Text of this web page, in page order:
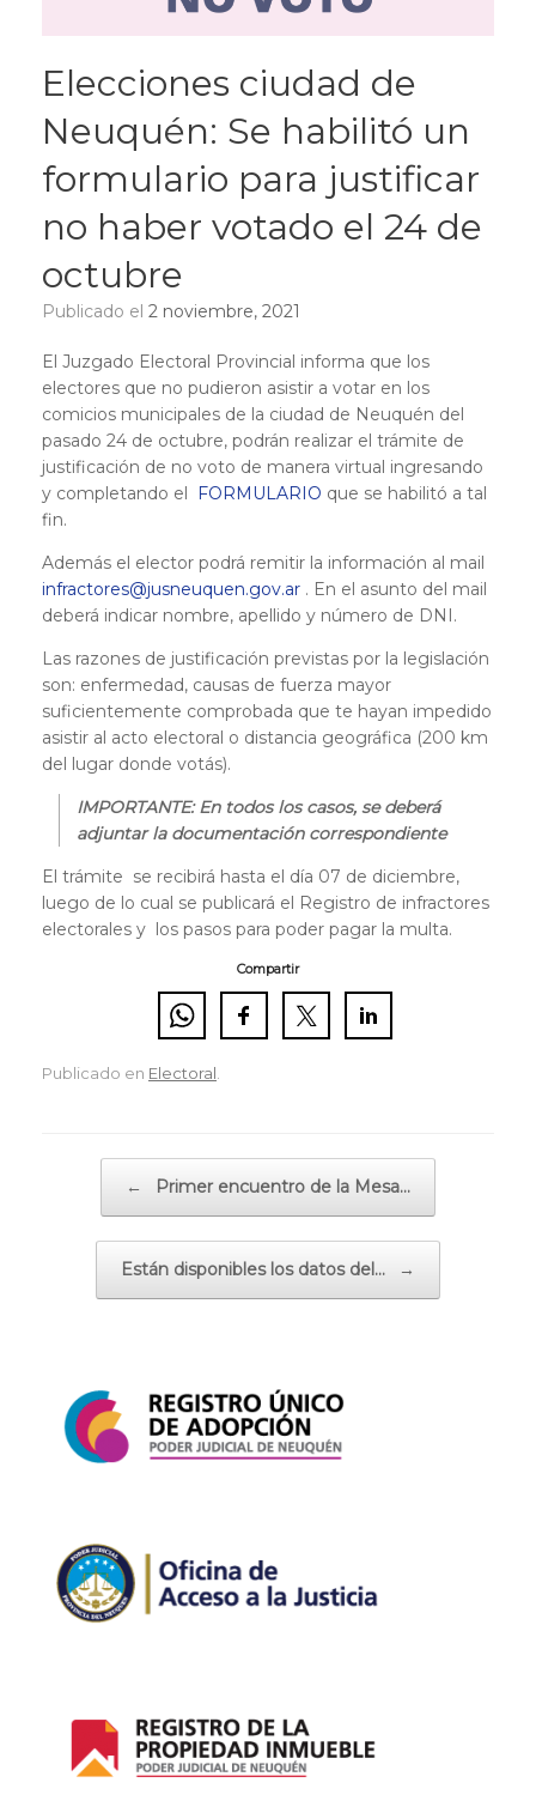
Elecciones ciudad de
Neuquén: Se habilitó un
formulario para justificar
no haber votado el 24 de
octubre
Publicado el 2 noviembre, 2021
El Juzgado Electoral Provincial informa que los
electores que no pudieron asistir a votar en los
comicios municipales de la ciudad de Neuquén del
pasado 24 de octubre, podrán realizar el trámite de
justificación de no voto de manera virtual ingresando
y completando el
FORMULARIO que se habilitó a tal
fin.
Además el elector podrá remitir la información al mail
infractores@jusneuquen.gov.ar . En el asunto del mail
deberá indicar nombre, apellido y número de DNI.
Las razones de justificación previstas por la legislación
son: enfermedad, causas de fuerza mayor
suficientemente comprobada que te hayan impedido
asistir al acto electoral o distancia geográfica (200 km
del lugar donde votás).
IMPORTANTE: En todos los casos, se deberá
adjuntar la documentación correspondiente
El trámite se recibirá hasta el día 07 de diciembre,
luego de lo cual se publicará el Registro de infractores
electorales y los pasos para poder pagar la multa.
Compartir
Publicado en Electoral
← Primer encuentro de la Mesa…
Están disponibles los datos del… →